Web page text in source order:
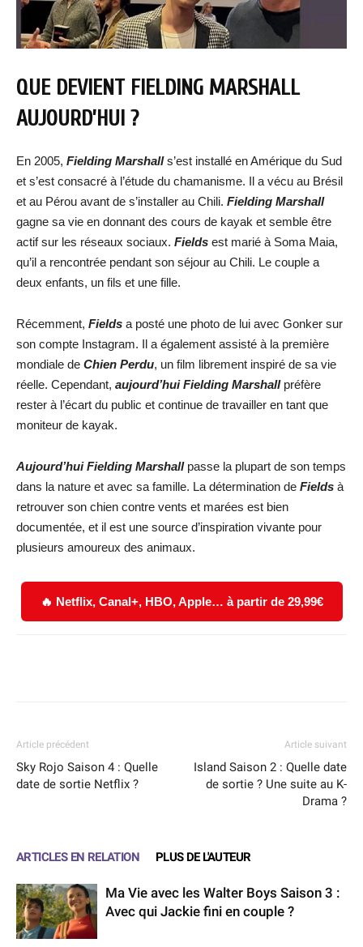
QUE DEVIENT FIELDING MARSHALL
AUJOURD’HUI ?
En 2005, Fielding Marshalls’est installé en Amérique du Sud
et s’est consacré à l’étude du chamanisme. Il a vécu au Brésil
et au Pérou avant de s’installer au Chili. Fielding Marshall
gagne sa vie en donnant des cours de kayak et semble être
actif sur les réseaux sociaux. Fields est marié à Soma Maia,
qu’il a rencontrée pendant son séjour au Chili. Le couple a
deux enfants, un fils et une fille.
Récemment, Fields a posté une photo de lui avec Gonker sur
son compte Instagram. Il a également assisté à la première
mondiale de Chien Perdu, un film librement inspiré de sa vie
réelle. Cependant, aujourd’hui Fielding Marshallpréfère
rester à l’écart du public et continue de travailler en tant que
moniteur de kayak.
Aujourd’hui Fielding Marshallpasse la plupart de son temps
dans la nature et avec sa famille. La détermination de Fields à
retrouver son chien contre vents et marées est bien
documentée, et il est une source d’inspiration vivante pour
plusieurs amoureux des animaux.
🔥 Netflix, Canal+, HBO, Apple… à partir de 29,99€
Article précédent
Sky Rojo Saison 4 : Quelle
date de sortie Netflix ?
Article suivant
Island Saison 2 : Quelle date
de sortie ? Une suite au K-
Drama ?
ARTICLES EN RELATION PLUS DE L'AUTEUR
Ma Vie avec les Walter Boys Saison 3 :
Avec qui Jackie fini en couple ?